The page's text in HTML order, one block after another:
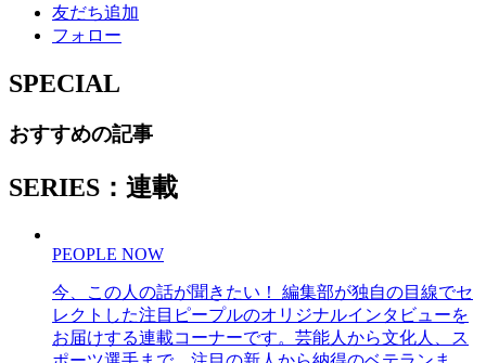
友だち追加
フォロー
SPECIAL
おすすめの記事
SERIES：連載
PEOPLE NOW
今、この人の話が聞きたい！ 編集部が独自の目線でセ
レクトした注目ピープルのオリジナルインタビューを
お届けする連載コーナーです。芸能人から文化人、ス